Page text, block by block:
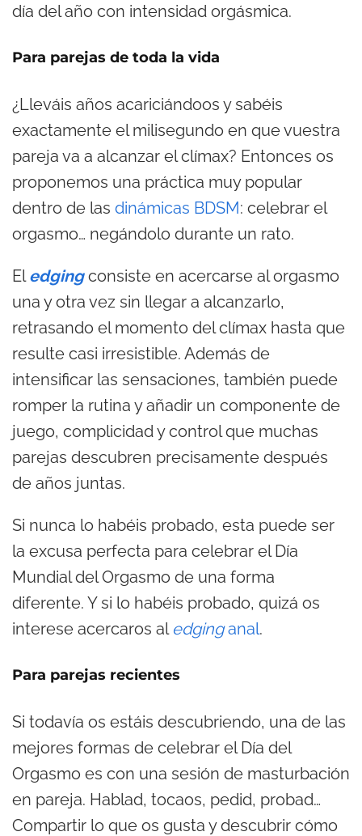
día del año con intensidad orgásmica.
Para parejas de toda la vida
¿Lleváis años acariciándoos y sabéis
exactamente el milisegundo en que vuestra
pareja va a alcanzar el clímax? Entonces os
proponemos una práctica muy popular
dentro de las dinámicas BDSM: celebrar el
orgasmo… negándolo durante un rato.
Eledgingconsiste en acercarse al orgasmo
una y otra vez sin llegar a alcanzarlo,
retrasando el momento del clímax hasta que
resulte casi irresistible. Además de
intensificar las sensaciones, también puede
romper la rutina y añadir un componente de
juego, complicidad y control que muchas
parejas descubren precisamente después
de años juntas.
Si nunca lo habéis probado, esta puede ser
la excusa perfecta para celebrar el Día
Mundial del Orgasmo de una forma
diferente. Y si lo habéis probado, quizá os
interese acercaros al edginganal.
Para parejas recientes
Si todavía os estáis descubriendo, una de las
mejores formas de celebrar el Día del
Orgasmo es con una sesión de masturbación
en pareja. Hablad, tocaos, pedid, probad…
Compartir lo que os gusta y descubrir cómo